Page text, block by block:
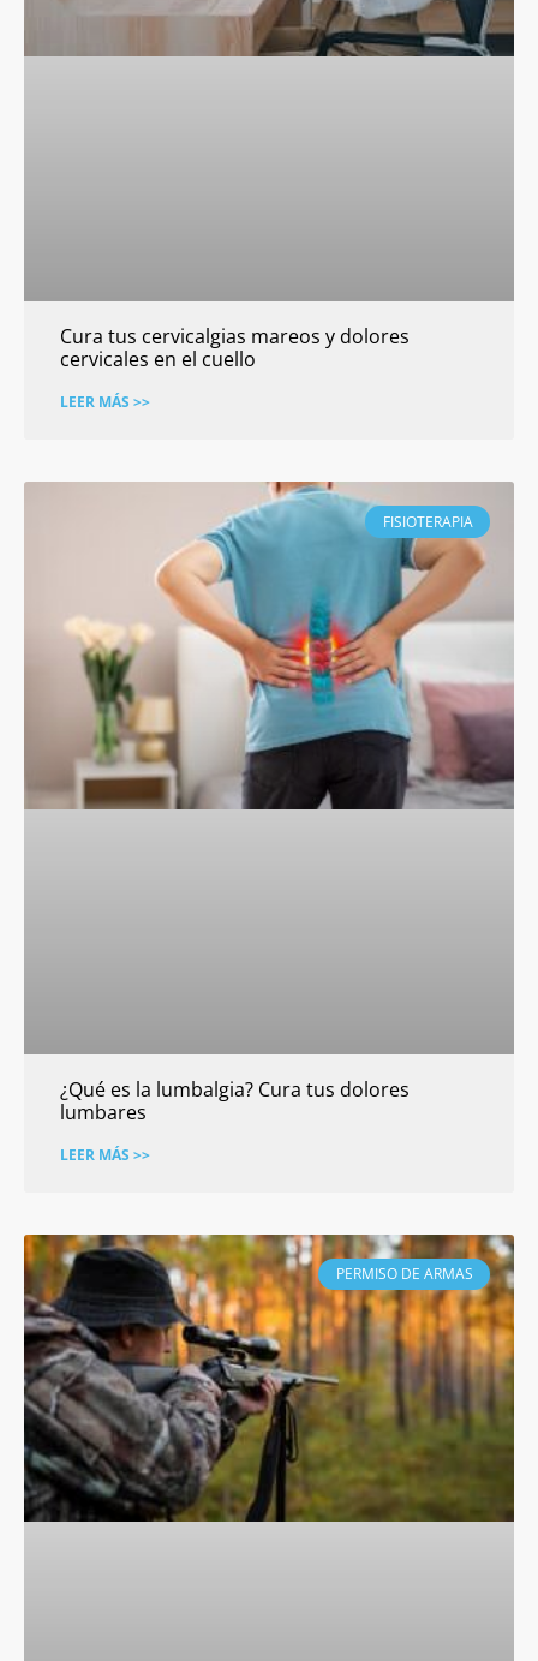
Cura tus cervicalgias mareos y dolores
cervicales en el cuello
LEER MÁS >>
FISIOTERAPIA
¿Qué es la lumbalgia? Cura tus dolores
lumbares
LEER MÁS >>
PERMISO DE ARMAS